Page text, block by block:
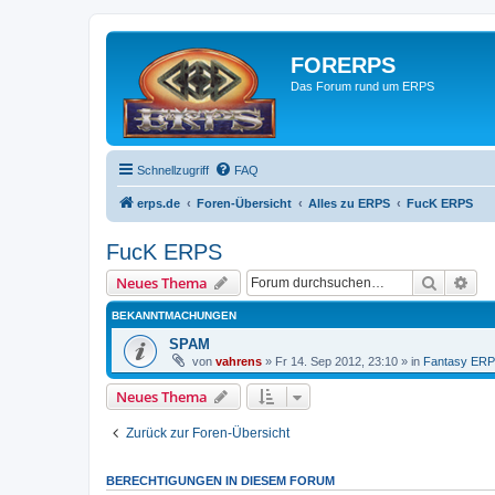
FORERPS
Das Forum rund um ERPS
Schnellzugriff FAQ
erps.de Foren-Übersicht Alles zu ERPS FucK ERPS
FucK ERPS
Neues Thema Suche
BEKANNTMACHUNGEN
SPAM
von vahrens » Fr 14. Sep 2012, 23:10 » in Fantasy
Neues Thema
Zurück zur Foren-Übersicht
BERECHTIGUNGEN IN DIESEM FORUM